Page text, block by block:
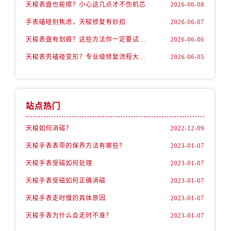
天梭表盘也能擦？小心这几点才不伤机芯 2026-06-08
手表磕碰别焦虑，天梭修复有妙招 2026-06-07
2026-06-06
2026-06-05
站点热门
天梭如何消磁？ 2022-12-09
天梭手表表带的保养方法有哪些？ 2023-01-07
天梭手表受磁如何处理 2023-01-07
天梭手表受磁如何正确消磁 2023-01-07
天梭手表走时慢的具体原因 2023-01-07
天梭手表为什么会走时不准？ 2023-01-07